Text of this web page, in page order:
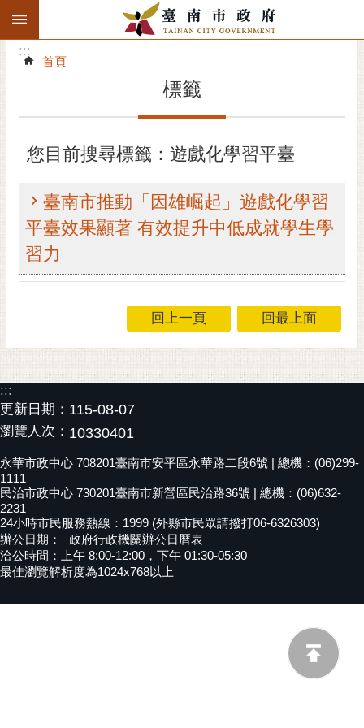
跳到主要內容區塊
搜
階
精彩府城
市府團隊
主題服務
黃
偉
哲
螢
光
花
泉
桐
花
祭
:::
:::
首頁
標籤
您目前搜尋標籤：遊戲化學習平臺
臺南市推動「因雄崛起」遊戲化學習
平臺效果顯著 有效提升中低成就學生學
習力
回上一頁 回最上面
:::
更新日期： 115-08-07
瀏覽人次： 10330401
永華市政中心 708201臺南市安平區永華路二段6號 | 總機：(06)299-
1111
民治市政中心 730201臺南市新營區民治路36號 | 總機：(06)632-
2231
24小時市民服務熱線：1999 (外縣市民眾請撥打06-6326303)
辦公日期：
政府行政機關辦公日曆表
洽公時間：上午 8:00-12:00，下午 01:30-05:30
最佳瀏覽解析度為1024x768以上